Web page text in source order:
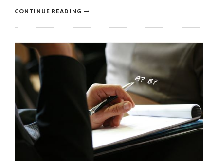
CONTINUE READING